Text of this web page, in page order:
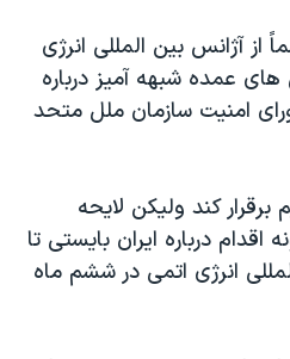
از آژانس بين المللی انرژی
عمده شبهه آميز درباره
امنيت سازمان ملل متحد
کند وليکن لايحه
درباره ايران بايستی تا
انرژی اتمی در ششم ماه